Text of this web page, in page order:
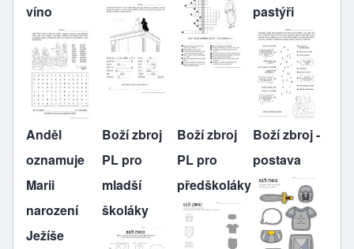
víno
pastýři
Anděl
oznamuje
Marii
narození
Ježíše
Boží zbroj
PL pro
mladší
školáky
Boží zbroj
PL pro
předškoláky
Boží zbroj -
postava